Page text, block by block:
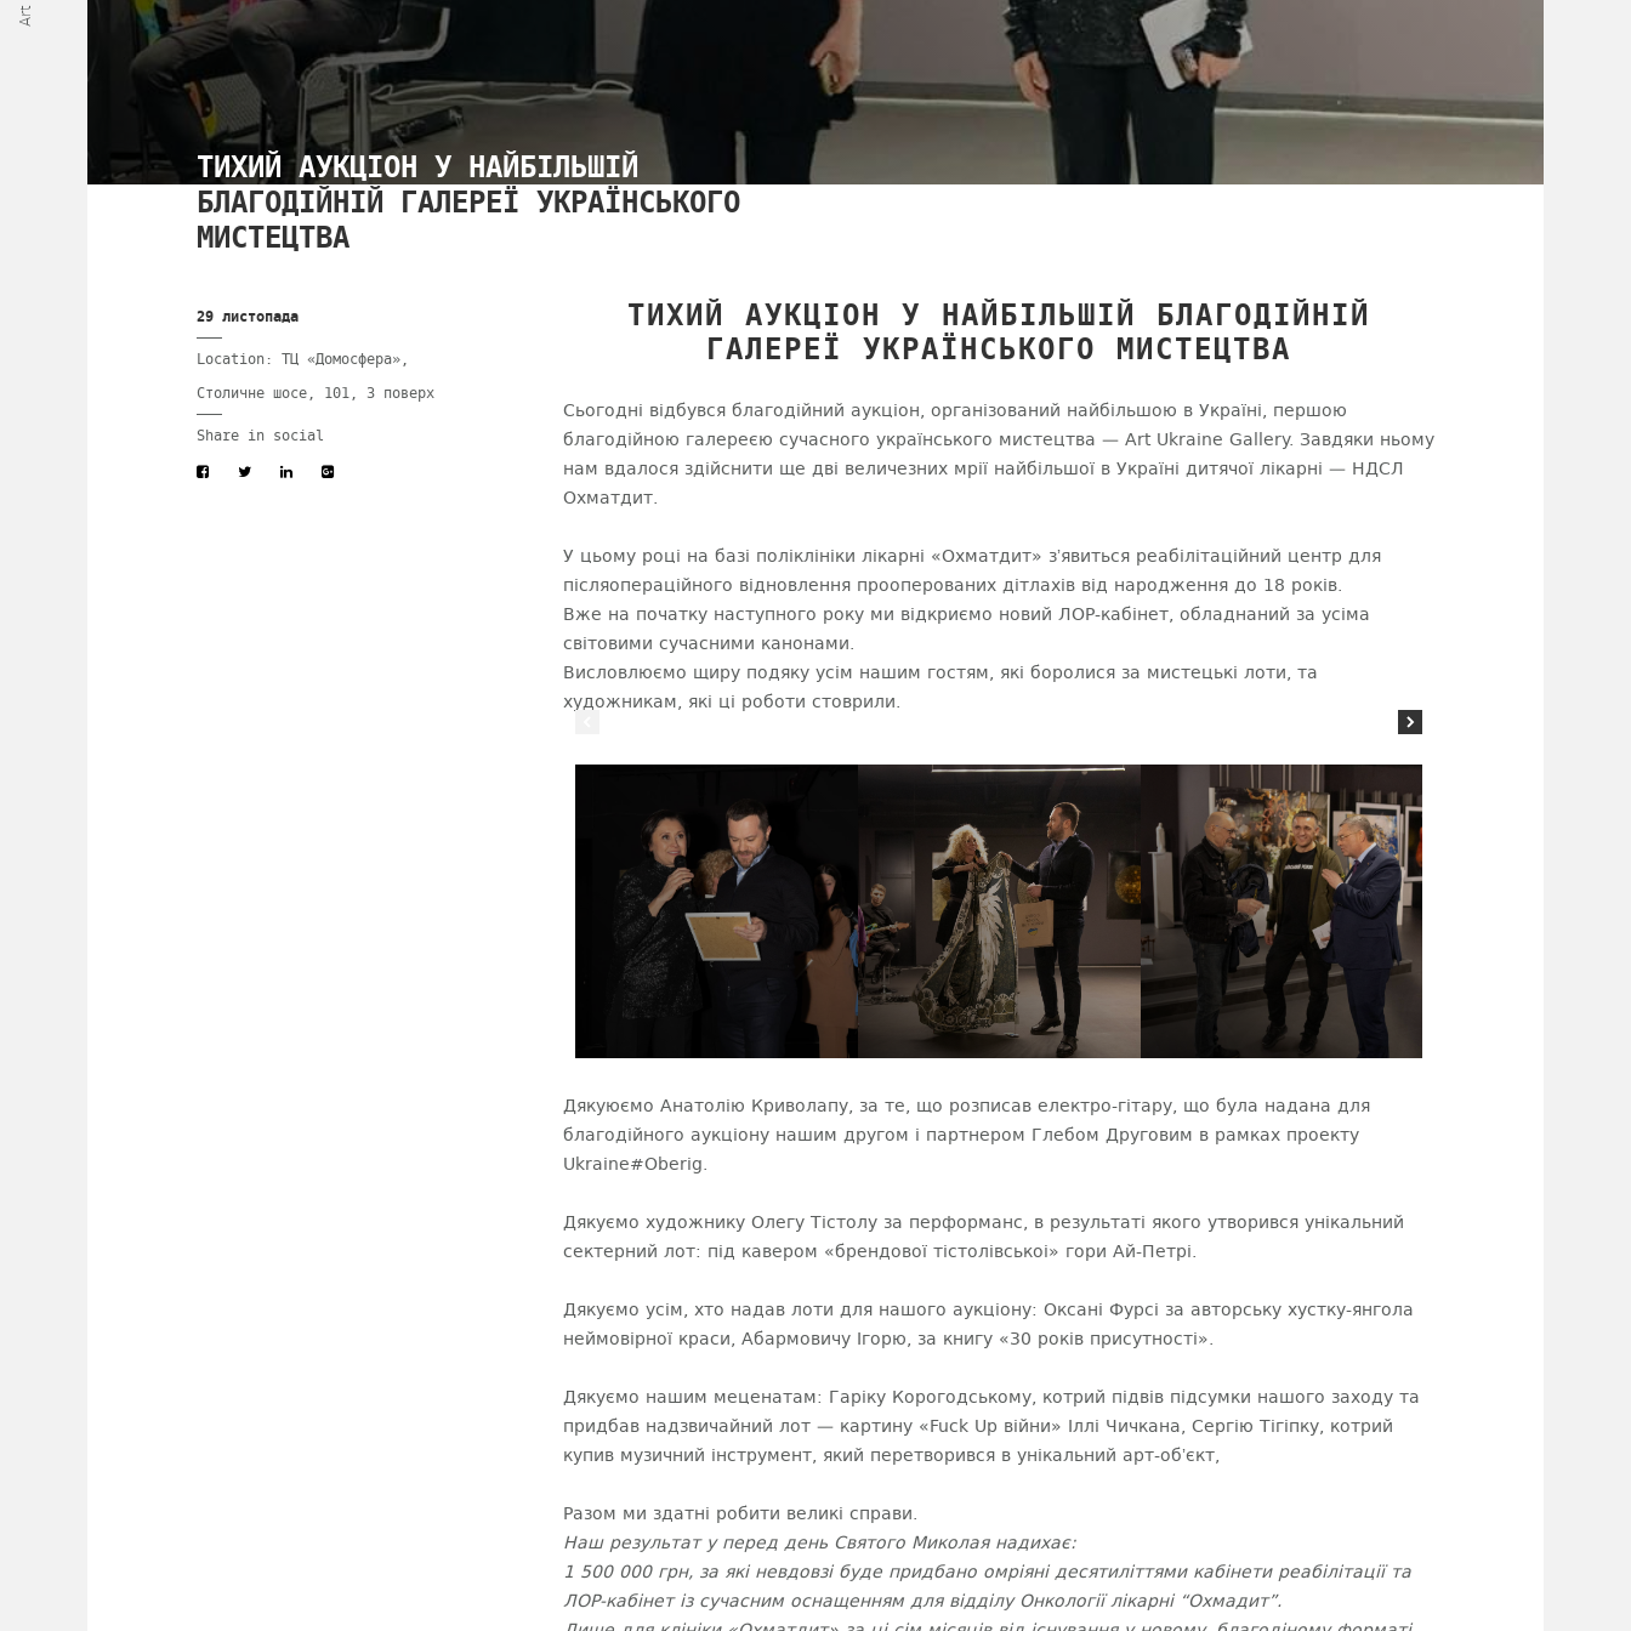
ТИХИЙ АУКЦІОН У НАЙБІЛЬШІЙ
БЛАГОДІЙНІЙ ГАЛЕРЕЇ УКРАЇНСЬКОГО
МИСТЕЦТВА
ТИХИЙ АУКЦІОН У НАЙБІЛЬШІЙ БЛАГОДІЙНІЙ
ГАЛЕРЕЇ УКРАЇНСЬКОГО МИСТЕЦТВА
Сьогодні відбувся благодійний аукціон, організований найбільшою в Україні, першою
благодійною галереєю сучасного українського мистецтва — Art Ukraine Gallery. Завдяки ньому
нам вдалося здійснити ще дві величезних мрії найбільшої в Україні дитячої лікарні — НДСЛ
Охматдит.
У цьому році на базі поліклініки лікарні «Охматдит» зʼявиться реабілітаційний центр для
післяопераційного відновлення прооперованих дітлахів від народження до 18 років.
Вже на початку наступного року ми відкриємо новий ЛОР-кабінет, обладнаний за усіма
світовими сучасними канонами.
Висловлюємо щиру подяку усім нашим гостям, які боролися за мистецькі лоти, та
художникам, які ці роботи стоврили.
Дякуюємо Анатолію Криволапу, за те, що розписав електро-гітару, що була надана для
благодійного аукціону нашим другом і партнером Глебом Друговим в рамках проекту
Ukraine#Oberig.
Дякуємо художнику Олегу Тістолу за перформанс, в результаті якого утворився унікальний
сектерний лот: під кавером «брендової тістолівськоі» гори Ай-Петрі.
Дякуємо усім, хто надав лоти для нашого аукціону: Оксані Фурсі за авторську хустку-янгола
неймовірної краси, Абармовичу Ігорю, за книгу «30 років присутності».
Дякуємо нашим меценатам: Гаріку Корогодському, котрий підвів підсумки нашого заходу та
придбав надзвичайний лот — картину «Fuck Up війни» Іллі Чичкана, Сергію Тігіпку, котрий
купив музичний інструмент, який перетворився в унікальний арт-обʼєкт,
Разом ми здатні робити великі справи.
Наш результат у перед день Святого Миколая надихає:
1 500 000 грн, за які невдовзі буде придбано омріяні десятиліттями кабінети реабілітації та
ЛОР-кабінет із сучасним оснащенням для відділу Онкології лікарні “Охмадит”.
29 листопада
Location: ТЦ «Домосфера»,
Столичне шосе, 101, 3 поверх
Share in social